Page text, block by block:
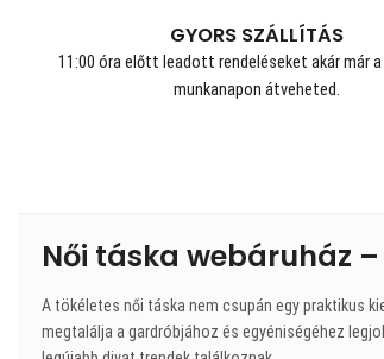
GYORS SZÁLLÍTÁS
11:00 óra előtt leadott rendeléseket akár már
munkanapon átveheted.
Női táska webáruház
A tökéletes női táska nem csupán egy praktikus
megtalálja a gardróbjához és egyéniségéhez